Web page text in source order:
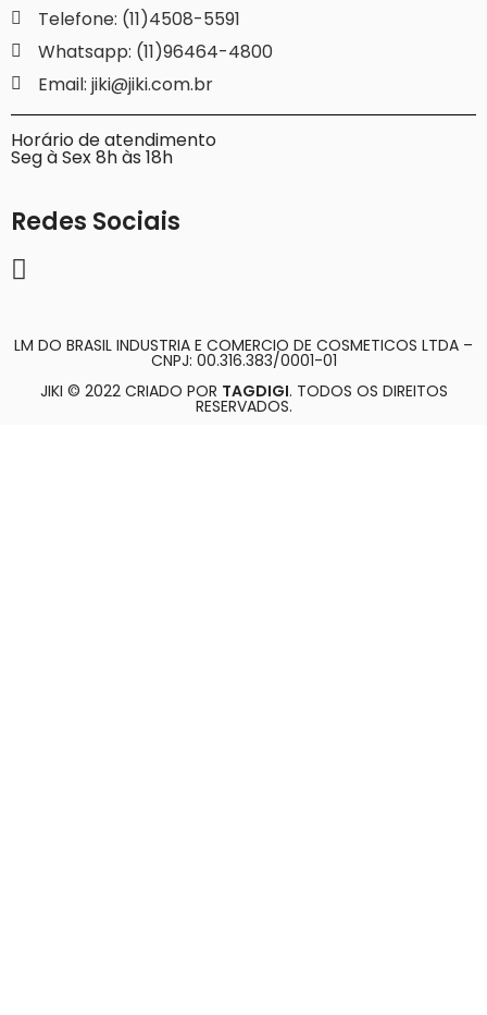
Telefone: (11)4508-5591
Whatsapp: (11)96464-4800
Email: jiki@jiki.com.br
Horário de atendimento
Seg à Sex 8h às 18h
Redes Sociais
LM DO BRASIL INDUSTRIA E COMERCIO DE COSMETICOS LTDA –
CNPJ: 00.316.383/0001-01
JIKI © 2022 CRIADO POR TAGDIGI. TODOS OS DIREITOS
RESERVADOS.